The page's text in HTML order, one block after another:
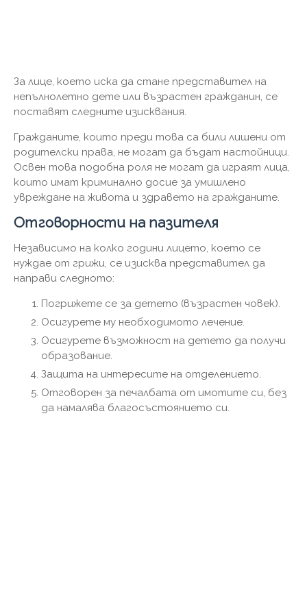
За лице, което иска да стане представител на
непълнолетно дете или възрастен гражданин, се
поставят следните изисквания.
Гражданите, които преди това са били лишени от
родителски права, не могат да бъдат настойници.
Освен това подобна роля не могат да играят лица,
които имат криминално досие за умишлено
увреждане на живота и здравето на гражданите.
Отговорности на пазителя
Независимо на колко години лицето, което се
нуждае от грижи, се изисква представител да
направи следното:
Погрижете се за детето (възрастен човек).
Осигурете му необходимото лечение.
Осигурете възможност на детето да получи
образование.
Защита на интересите на отделението.
Отговорен за печалбата от имотите си, без
да намалява благосъстоянието си.